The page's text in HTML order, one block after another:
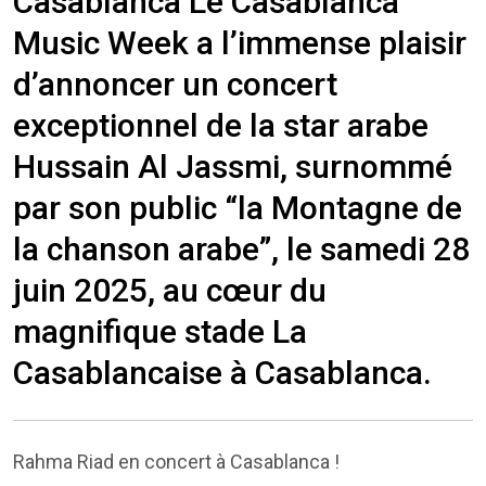
Music Week a l’immense plaisir
d’annoncer un concert
exceptionnel de la star arabe
Hussain Al Jassmi, surnommé
par son public “la Montagne de
la chanson arabe”, le samedi 28
juin 2025, au cœur du
magnifique stade La
Casablancaise à Casablanca.
Rahma Riad en concert à Casablanca !